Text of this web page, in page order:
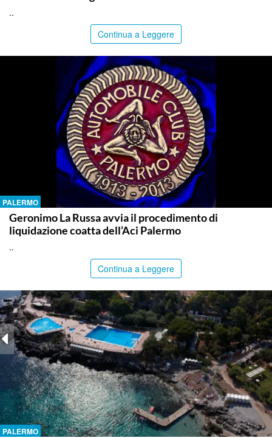
..
Continua a Leggere
PALERMO
Geronimo La Russa avvia il procedimento di
liquidazione coatta dell’Aci Palermo
..
Continua a Leggere
PALERMO